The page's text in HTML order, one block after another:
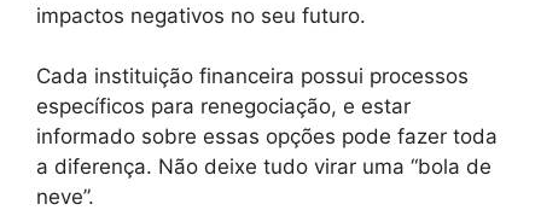
impactos negativos no seu futuro.
Cada instituição financeira possui processos
específicos para renegociação, e estar
informado sobre essas opções pode fazer toda
a diferença. Não deixe tudo virar uma “bola de
neve”.